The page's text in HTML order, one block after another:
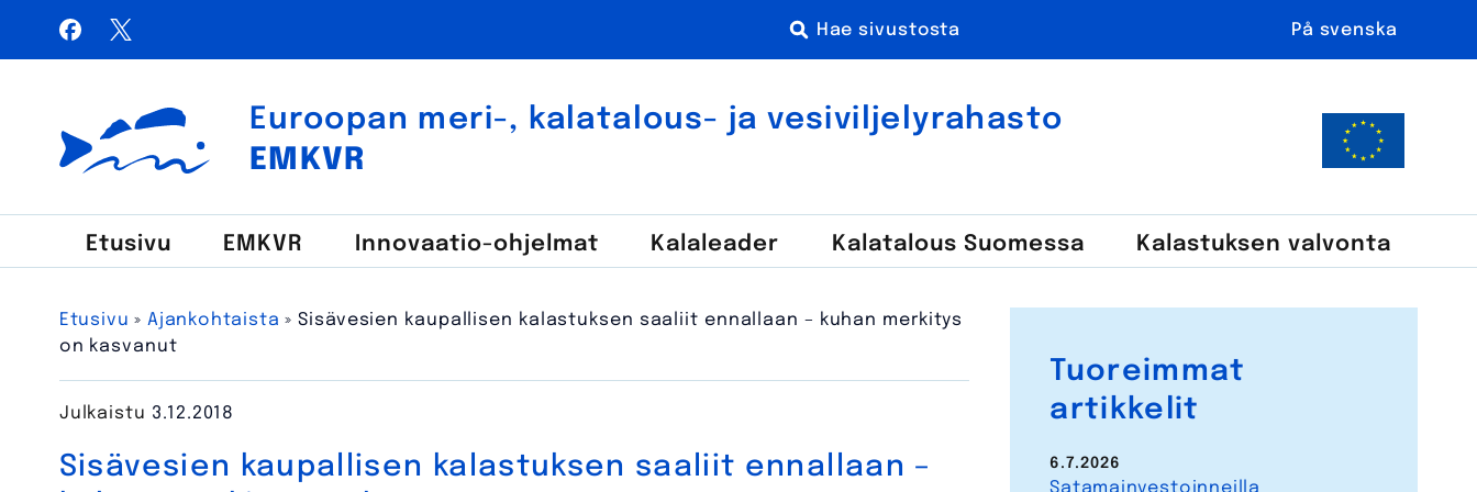
sisältöön
Facebook
På svenska
Euroopan meri-, kalatalous- ja vesiviljelyrahasto
Euroopan meri-, kala­talous- ja vesi­viljely­rahasto
EMKVR
Etusivu EMKVR Innovaatio-ohjelmat Kala­leader Kalatalous Suomessa Kalastuksen valvonta
Etusivu »Ajankohtaista »Sisävesien kaupallisen kalastuksen saaliit ennallaan – kuhan merkitys
on kasvanut
Sisävesien kaupallisen kalastuksen saaliit ennallaan –
Julkaistu 3.12.2018
Tuoreimmat
artikkelit
6.7.2026